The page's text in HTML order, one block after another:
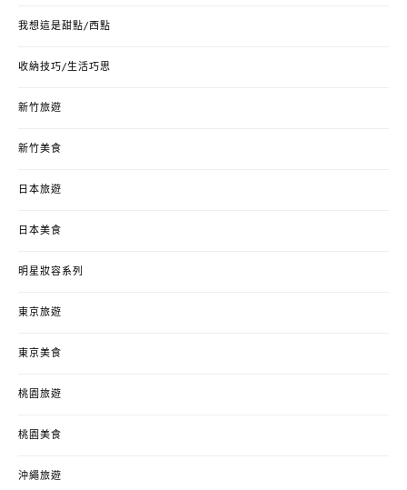
我想這是甜點/西點
收納技巧/生活巧思
新竹旅遊
新竹美食
日本旅遊
日本美食
明星妝容系列
東京旅遊
東京美食
桃園旅遊
桃園美食
沖繩旅遊